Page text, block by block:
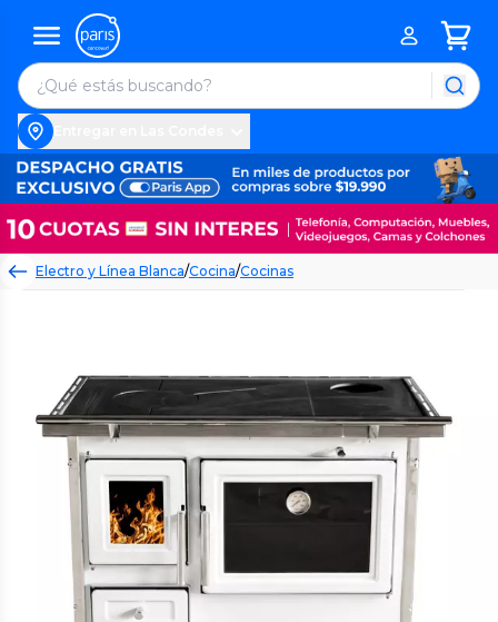
Electro y Línea Blanca/Cocina/Cocinas